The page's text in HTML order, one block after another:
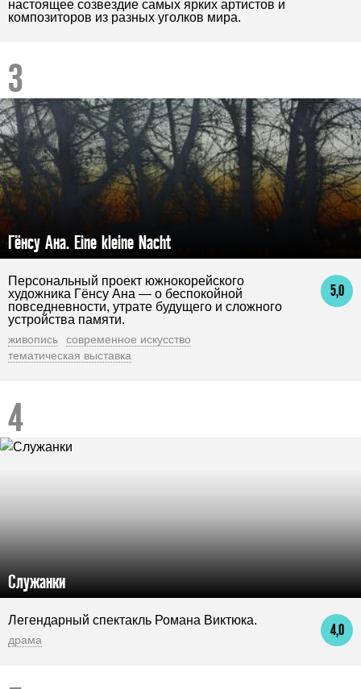
настоящее созвездие самых ярких артистов и
композиторов из разных уголков мира.
Гёнсу Ана. Eine kleine Nacht
5,0
Персональный проект южнокорейского
художника Гёнсу Ана — о беспокойной
повседневности, утрате будущего и сложного
устройства памяти.
живопись
современное искусство
тематическая выставка
Служанки
4,0
Легендарный спектакль Романа Виктюка.
драма